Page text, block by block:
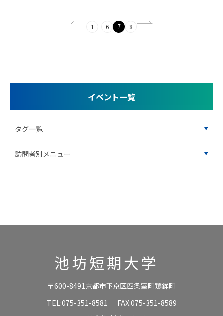
1
…
6 7 8
イベント一覧
タグ一覧
訪問者別メニュー
池坊短期大学
〒600-8491京都市下京区四条室町鶏鉾町
TEL:075-351-8581
FAX:075-351-8589